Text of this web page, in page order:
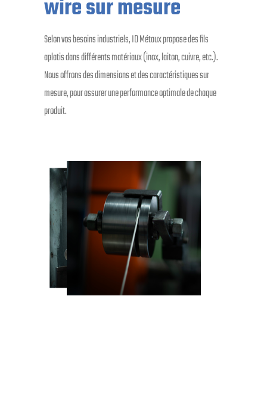
wire sur mesure
Selon vos besoins industriels, ID Métaux propose des fils
aplatis dans différents matériaux (inox, laiton, cuivre, etc.).
Nous offrons des dimensions et des caractéristiques sur
mesure, pour assurer une performance optimale de chaque
produit.